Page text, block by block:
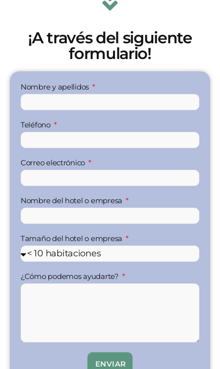
¡A través del siguiente
formulario!
Nombre y apellidos
Teléfono
Correo electrónico
Nombre del hotel o empresa
Tamaño del hotel o empresa
¿Cómo podemos ayudarte?
ENVIAR